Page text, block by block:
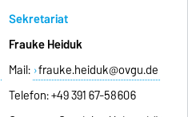
Sekretariat
Frauke Heiduk
Mail: frauke.heiduk@ovgu.de
Telefon: +49 391 67-58606